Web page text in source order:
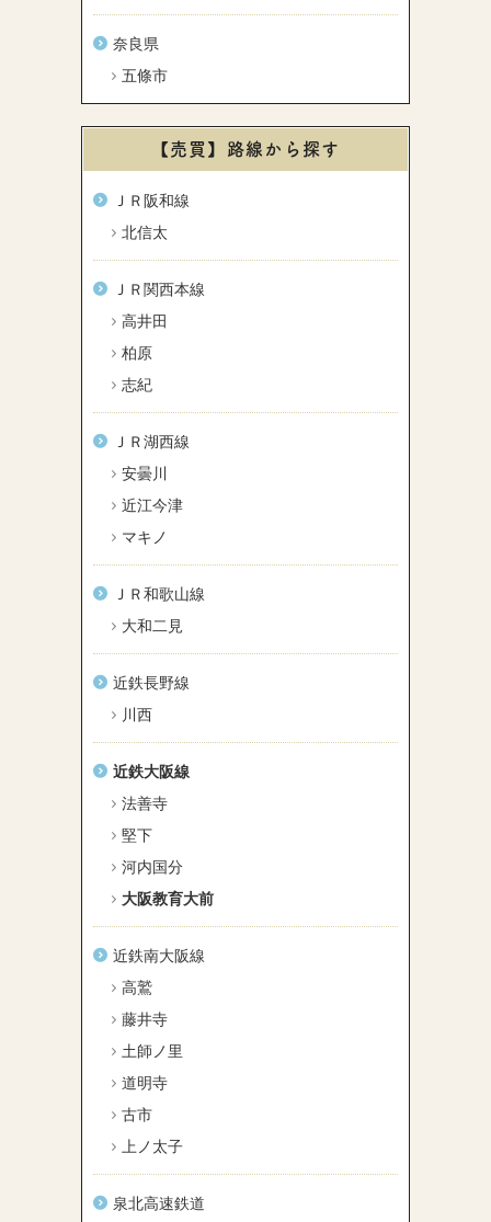
奈良県
五條市
【売買】路線から探す
ＪＲ阪和線
北信太
ＪＲ関西本線
高井田
柏原
志紀
ＪＲ湖西線
安曇川
近江今津
マキノ
ＪＲ和歌山線
大和二見
近鉄長野線
川西
近鉄大阪線
法善寺
堅下
河内国分
大阪教育大前
近鉄南大阪線
高鷲
藤井寺
土師ノ里
道明寺
古市
上ノ太子
泉北高速鉄道